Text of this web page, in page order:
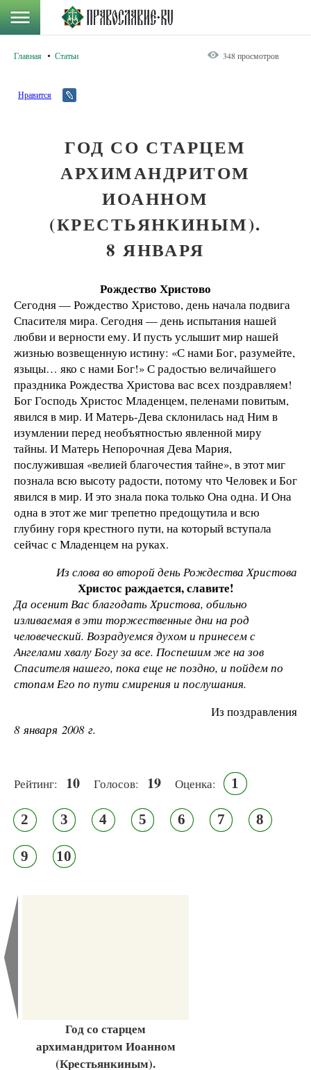
Главная Статьи 348 просмотров
Нравится
ГОД СО СТАРЦЕМ
АРХИМАНДРИТОМ
ИОАННОМ
(КРЕСТЬЯНКИНЫМ).
8 ЯНВАРЯ
Рождество Христово
Сегодня — Рождество Христово, день начала подвига
Спасителя мира. Сегодня — день испытания нашей
любви и верности ему. И пусть услышит мир нашей
жизнью возвещенную истину: «С нами Бог, разумейте,
языцы… яко с нами Бог!» С радостью величайшего
праздника Рождества Христова вас всех поздравляем!
Бог Господь Христос Младенцем, пеленами повитым,
явился в мир. И Матерь-Дева склонилась над Ним в
изумлении перед необъятностью явленной миру
тайны. И Матерь Непорочная Дева Мария,
послужившая «велией благочестия тайне», в этот миг
познала всю высоту радости, потому что Человек и Бог
явился в мир. И это знала пока только Она одна. И Она
одна в этот же миг трепетно предощутила и всю
глубину горя крестного пути, на который вступала
сейчас с Младенцем на руках.
Из слова во второй день Рождества Христова
Христос раждается, славите!
Да осенит Вас благодать Христова, обильно
изливаемая в эти торжественные дни на род
человеческий. Возрадуемся духом и принесем с
Ангелами хвалу Богу за все. Поспешим же на зов
Спасителя нашего, пока еще не поздно, и пойдем по
стопам Его по пути смирения и послушания.
Из поздравления
8 января 2008 г.
Рейтинг: 10 Голосов: 19 Оценка: 1
2 3 4 5 6 7 8
9 10
Год со старцем
архимандритом Иоанном
(Крестьянкиным).